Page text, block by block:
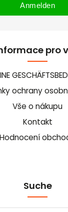
pro
ochrany
Vše o nákupu
Kontakt
Hodnocení
Anmelden
Suche